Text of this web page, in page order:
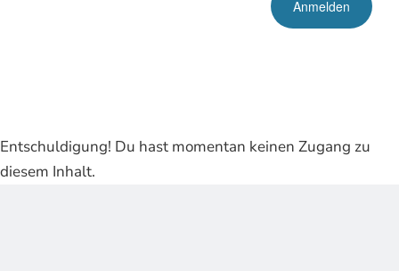
Entschuldigung! Du hast momentan keinen Zugang zu
diesem Inhalt.